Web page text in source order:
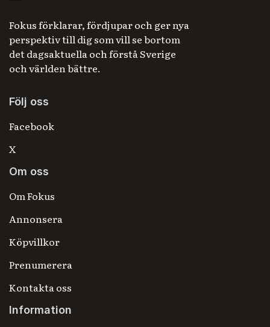
Fokus förklarar, fördjupar och ger nya
perspektiv till dig som vill se bortom
det dagsaktuella och förstå Sverige
och världen bättre.
Följ oss
Facebook
X
Om oss
Om Fokus
Annonsera
Köpvillkor
Prenumerera
Kontakta oss
Information